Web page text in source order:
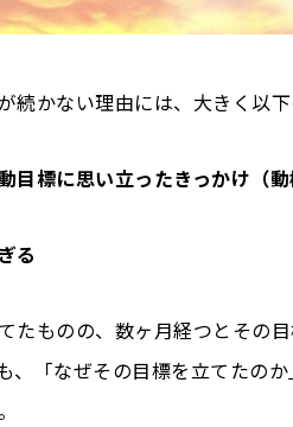
続かない理由には、大きく以下
目標に思い立ったきっかけ（
る
たものの、数ヶ月経つとその
、「なぜその目標を立てたの